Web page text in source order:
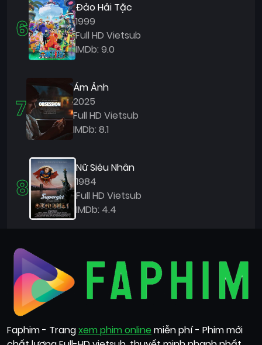
6
Đảo Hải Tặc
1999
Full HD Vietsub
IMDb: 9.0
7
Ám Ảnh
2025
Full HD Vietsub
IMDb: 8.1
8
Nữ Siêu Nhân
1984
Full HD Vietsub
IMDb: 4.4
Faphim - Trangxem phim online miễn phí - Phim mới